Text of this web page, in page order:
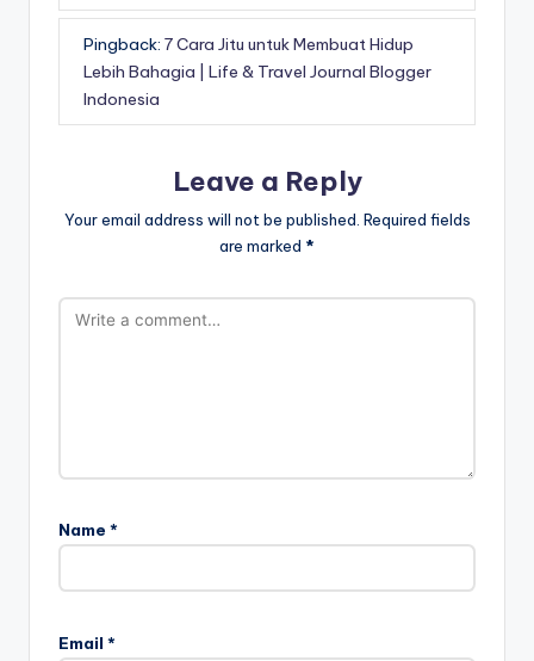
Pingback: 7 Cara Jitu untuk Membuat Hidup
Lebih Bahagia | Life & Travel Journal Blogger
Indonesia
Leave a Reply
Your email address will not be published. Required fields
are marked *
Name *
Email *